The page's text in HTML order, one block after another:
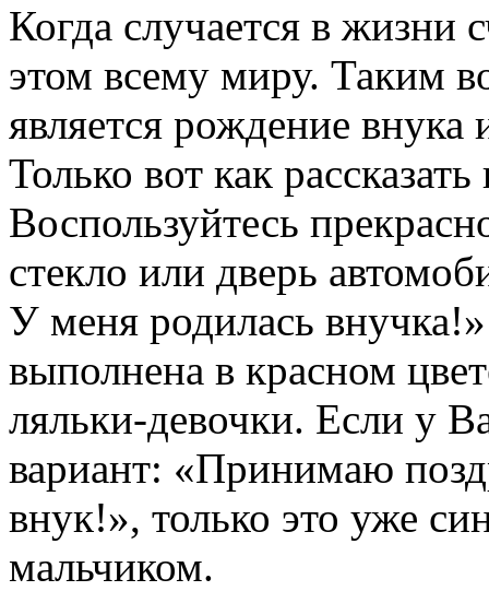
Когда случается в жизни
этом всему миру. Таким
является рождение
Только вот как
Воспользуйтесь
стекло или дверь
У меня родилась
выполнена в красном
ляльки-девочки. Если у
вариант: «Принимаю
внук!», только это уже
мальчиком.